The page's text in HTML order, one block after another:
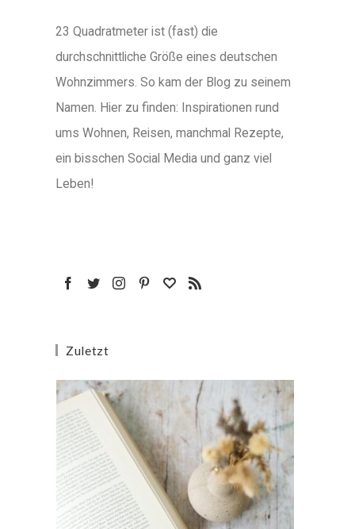
23 Quadratmeter ist (fast) die
durchschnittliche Größe eines deutschen
Wohnzimmers. So kam der Blog zu seinem
Namen. Hier zu finden: Inspirationen rund
ums Wohnen, Reisen, manchmal Rezepte,
ein bisschen Social Media und ganz viel
Leben!
Zuletzt